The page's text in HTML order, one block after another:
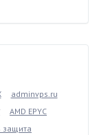
adminvps.ru
AMD EPYC
защита